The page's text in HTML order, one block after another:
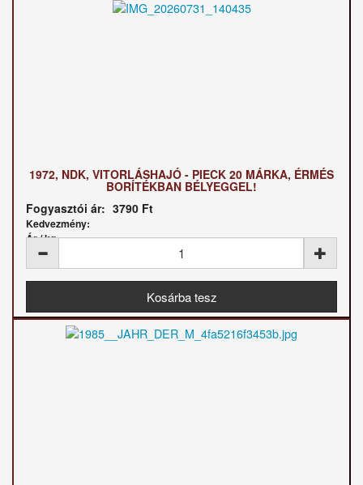
1972, NDK, VITORLÁSHAJÓ - PIECK 20 MÁRKA, ÉRMÉS
BORÍTÉKBAN BÉLYEGGEL!
Fogyasztói ár: 3790 Ft
Kedvezmény:
Ár / kg: